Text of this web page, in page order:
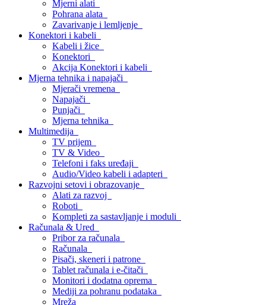
Mjerni alati
Pohrana alata
Zavarivanje i lemljenje
Konektori i kabeli
Kabeli i žice
Konektori
Akcija Konektori i kabeli
Mjerna tehnika i napajači
Mjerači vremena
Napajači
Punjači
Mjerna tehnika
Multimedija
TV prijem
TV & Video
Telefoni i faks uređaji
Audio/Video kabeli i adapteri
Razvojni setovi i obrazovanje
Alati za razvoj
Roboti
Kompleti za sastavljanje i moduli
Računala & Ured
Pribor za računala
Računala
Pisači, skeneri i patrone
Tablet računala i e-čitači
Monitori i dodatna oprema
Mediji za pohranu podataka
Mreža